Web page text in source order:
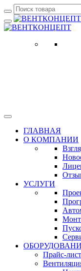
ГЛАВНАЯ
О КОМПАНИИ
УСЛУГИ
Прайс-